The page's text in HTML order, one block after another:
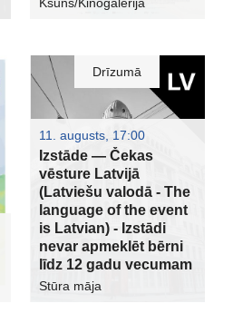
Drīzumā
11. augusts, 17:00
Izstāde — Čekas
vēsture Latvijā
(Latviešu valodā - The
language of the event
is Latvian) - Izstādi
nevar apmeklēt bērni
līdz 12 gadu vecumam
Stūra māja